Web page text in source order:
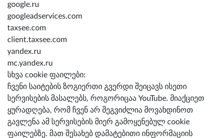
google.ru
googleadservices.com
taxsee.com
client.taxsee.com
yandex.ru
mc.yandex.ru
სხვა cookie ფაილები:
ჩვენი საიტების ზოგიერთი გვერდი შეიცავს ისეთი
სერვისების მასალებს, როგორიცაა YouTube. მიაქციეთ
ყურადღება, რომ ჩვენ არ შეგვიძლია მოვახდინოთ
გავლენა ამ სერვისების მიერ გამოყენებულ cookie
ფაილებზე. მათ შესახებ დამატებითი ინფორმაციის